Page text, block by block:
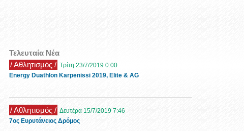
Τελευταία Νέα
/ Αθλητισμός / Τρίτη 23/7/2019 0:00
Energy Duathlon Karpenissi 2019, Elite & AG
/ Αθλητισμός / Δευτέρα 15/7/2019 7:46
7ος Ευρυτάνειος Δρόμος